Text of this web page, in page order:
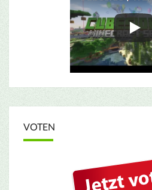
VOTEN